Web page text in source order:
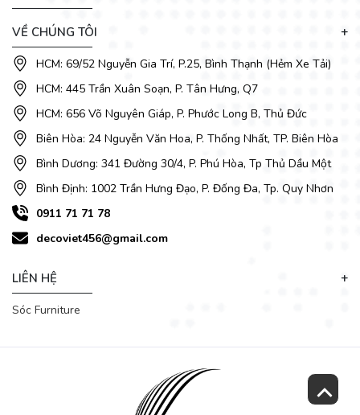
Chất liệu và nguyên liệu đầu vào của sofa đều được nhập
khẩu và có chất lượng tốt. Hiện nay DecoViet đang cung cấp
này giúp mang lại vẻ đẹp sự sang trọng cho bộ ghế.
VỀ CHÚNG TÔI
HCM: 69/52 Nguyễn Gia Trí, P.25, Bình Thạnh (Hẻm Xe Tải)
HCM: 445 Trần Xuân Soạn, P. Tân Hưng, Q7
HCM: 656 Võ Nguyên Giáp, P. Phước Long B, Thủ Đức
Biên Hòa: 24 Nguyễn Văn Hoa, P. Thống Nhất, TP. Biên Hòa
Bình Dương: 341 Đường 30/4, P. Phú Hòa, Tp Thủ Dầu Một
Bình Định: 1002 Trần Hưng Đạo, P. Đống Đa, Tp. Quy Nhơn
0911 71 71 78
decoviet456@gmail.com
LIÊN HỆ
Sóc Furniture